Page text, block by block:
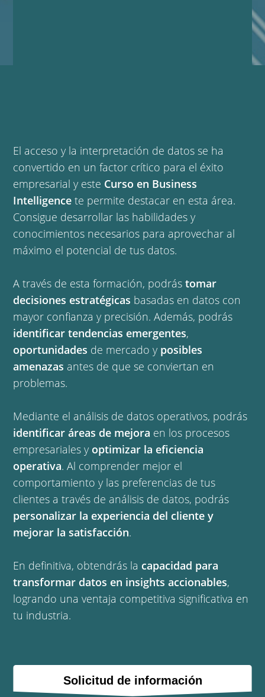
El acceso y la interpretación de datos se ha
convertido en un factor crítico para el éxito
empresarial y este Curso en Business
Intelligence te permite destacar en esta área.
Consigue desarrollar las habilidades y
conocimientos necesarios para aprovechar al
máximo el potencial de tus datos.
A través de esta formación, podrástomar
decisiones estratégicas basadas en datos con
mayor confianza y precisión. Además, podrás
identificar tendencias emergentes,
oportunidades de mercado y posibles
amenazas antes de que se conviertan en
problemas.
Mediante el análisis de datos operativos, podrás
identificar áreas de mejora en los procesos
empresariales y optimizar la eficiencia
operativa. Al comprender mejor el
comportamiento y las preferencias de tus
clientes a través de análisis de datos, podrás
personalizar la experiencia del cliente y
mejorar la satisfacción.
En definitiva, obtendrás la capacidad para
transformar datos en insights accionables,
logrando una ventaja competitiva significativa en
tu industria.
Solicitud de información